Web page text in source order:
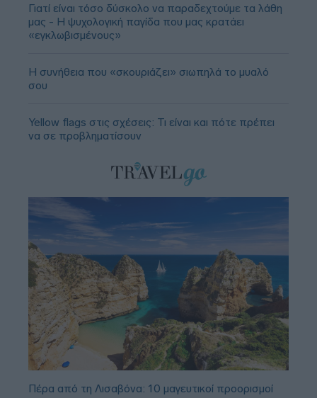
Γιατί είναι τόσο δύσκολο να παραδεχτούμε τα λάθη
μας - Η ψυχολογική παγίδα που μας κρατάει
«εγκλωβισμένους»
Η συνήθεια που «σκουριάζει» σιωπηλά το μυαλό
σου
Yellow flags στις σχέσεις: Τι είναι και πότε πρέπει
να σε προβληματίσουν
Πέρα από τη Λισαβόνα: 10 μαγευτικοί προορισμοί